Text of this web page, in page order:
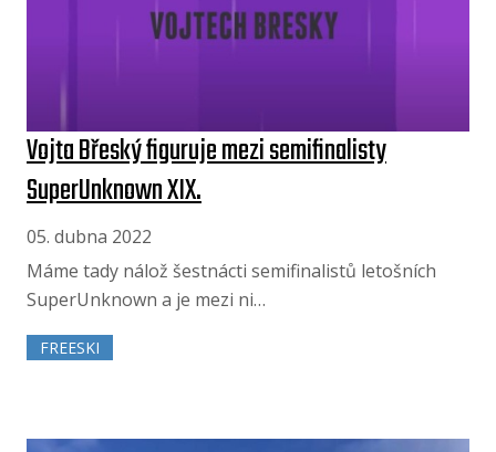
Vojta Břeský figuruje mezi semifinalisty
SuperUnknown XIX.
05. dubna 2022
Máme tady nálož šestnácti semifinalistů letošních
SuperUnknown a je mezi ni…
FREESKI